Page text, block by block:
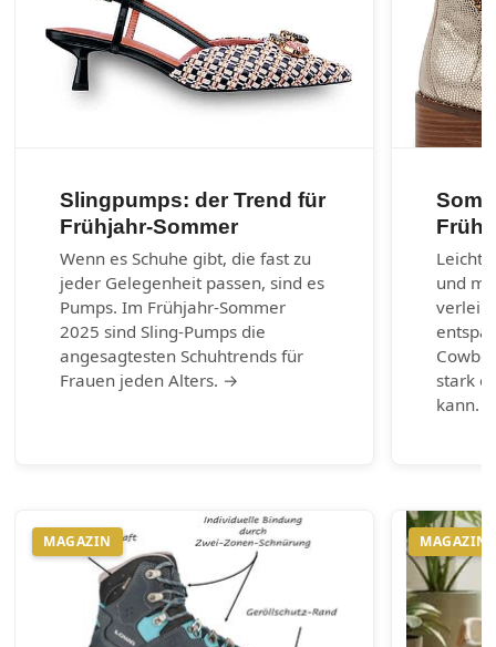
Slingpumps: der Trend für
Frühjahr-Sommer
Wenn es Schuhe gibt, die fast zu
jeder Gelegenheit passen, sind es
Pumps. Im Frühjahr-Sommer
2025 sind Sling-Pumps die
angesagtesten Schuhtrends für
Frauen jeden Alters. →
und
stark
kann.
MAGAZIN MAGAZIN